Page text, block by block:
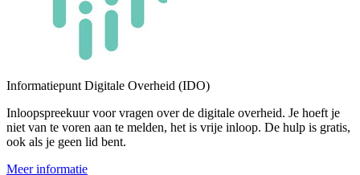
Informatiepunt Digitale Overheid (IDO)
Inloopspreekuur voor vragen over de digitale overheid. Je hoeft je
niet van te voren aan te melden, het is vrije inloop. De hulp is gratis,
ook als je geen lid bent.
Meer informatie